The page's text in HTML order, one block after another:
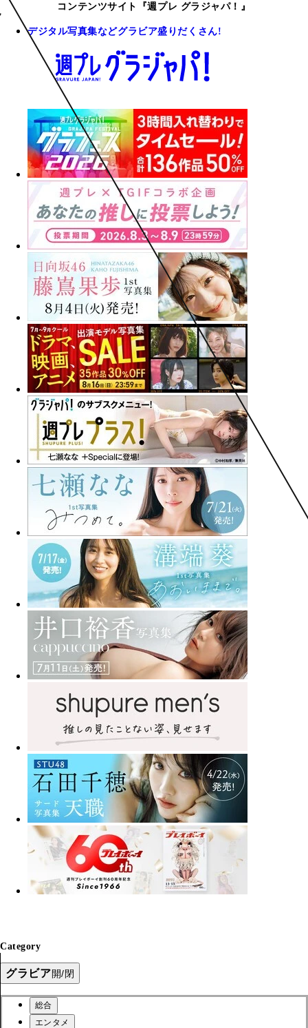
コンテンツサイト『週プレ グラジャパ！』
デジタル写真集などグラビア盛りだくさん!
Category
グラビア開/閉
総合
エンタメ